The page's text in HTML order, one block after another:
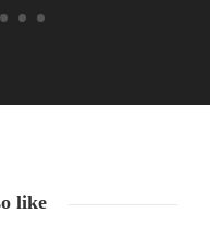
like